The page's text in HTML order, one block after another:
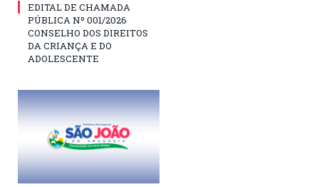
EDITAL DE CHAMADA
PÚBLICA Nº 001/2026
CONSELHO DOS DIREITOS
DA CRIANÇA E DO
ADOLESCENTE